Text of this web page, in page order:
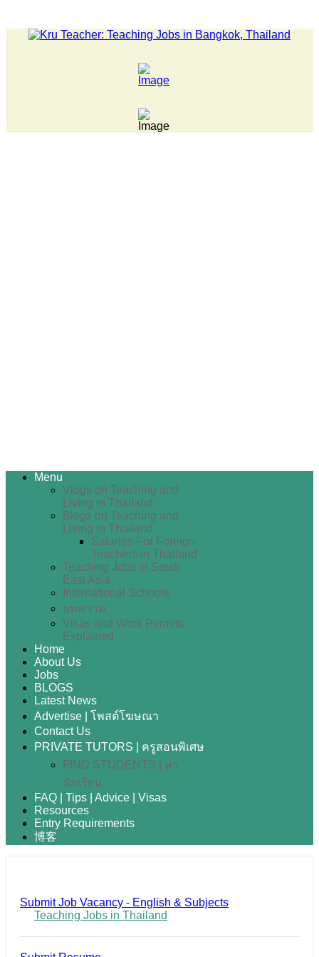
Menu
Vlogs on Teaching and
Living in Thailand
Blogs on Teaching and
Living in Thailand
Salaries For Foreign
Teachers in Thailand
Teaching Jobs in South
East Asia
International Schools
บทความ
Visas and Work Permits
Explained
Home
About Us
Jobs
BLOGS
Latest News
Advertise | โพสต์โฆษณา
Contact Us
PRIVATE TUTORS | ครูสอนพิเศษ
FIND STUDENTS | หา
นักเรียน
FAQ | Tips | Advice | Visas
Resources
Entry Requirements
博客
Submit Job Vacancy - English & Subjects
Teaching Jobs in Thailand